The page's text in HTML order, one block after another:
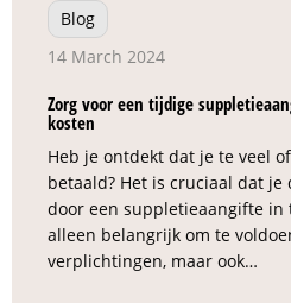
Blog
14 March 2024
Zorg voor een tijdige
kosten
Heb je ontdekt dat je te veel
betaald? Het is cruciaal dat
door een suppletieaangifte
alleen belangrijk om te
verplichtingen, maar ook…